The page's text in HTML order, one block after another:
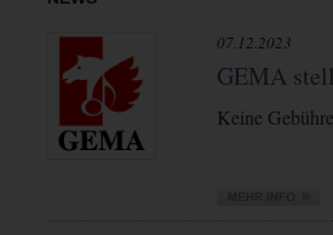
07.12.2023
GEMA
Keine